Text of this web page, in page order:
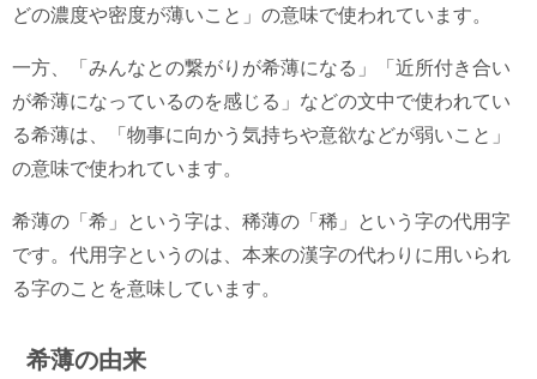
どの濃度や密度が薄いこと」の意味で使われています。
一方、「みんなとの繋がりが希薄になる」「近所付き合い
が希薄になっているのを感じる」などの文中で使われてい
る希薄は、「物事に向かう気持ちや意欲などが弱いこと」
の意味で使われています。
希薄の「希」という字は、稀薄の「稀」という字の代用字
です。代用字というのは、本来の漢字の代わりに用いられ
る字のことを意味しています。
希薄の由来